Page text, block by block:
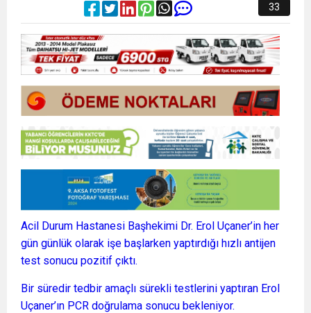
33
Acil Durum Hastanesi Başhekimi Dr. Erol Uçaner’in her
gün günlük olarak işe başlarken yaptırdığı hızlı antijen
test sonucu pozitif çıktı.
Bir süredir tedbir amaçlı sürekli testlerini yaptıran Erol
Uçaner’ın PCR doğrulama sonucu bekleniyor.